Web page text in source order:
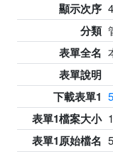
顯示次序 4
分類
表單全名
表單說明
下載表單1
表單1檔案大小
表單1原始檔名